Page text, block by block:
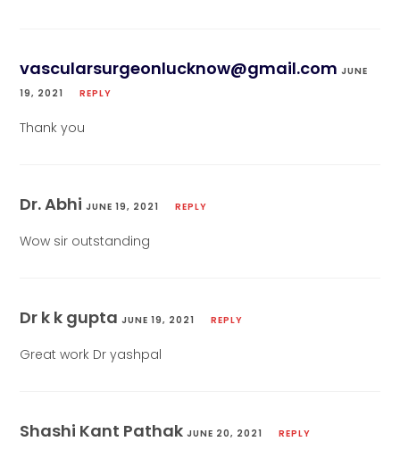
vascularsurgeonlucknow@gmail.com JUNE
19, 2021
REPLY
Thank you
Dr. AbhiJUNE 19, 2021 REPLY
Wow sir outstanding
Dr k k guptaJUNE 19, 2021 REPLY
Great work Dr yashpal
Shashi Kant PathakJUNE 20, 2021 REPLY